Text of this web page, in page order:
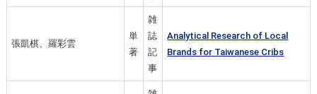
張凱棋、羅彩雲
単
著
雑
誌
記
事
Analytical Research of Local
Brands for Taiwanese Cribs